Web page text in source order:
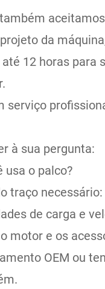
da
12 horas para
serviço
à sua pergunta:
usa o palco?
traço necessário:
de carga e
motor e os
OEM ou